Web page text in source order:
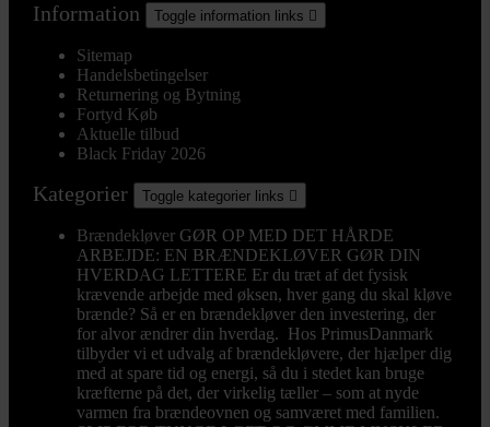
Information Toggle information links 
Sitemap
Handelsbetingelser
Returnering og Bytning
Fortyd Køb
Aktuelle tilbud
Black Friday 2026
Kategorier Toggle kategorier links 
Brændekløver GØR OP MED DET HÅRDE
ARBEJDE: EN BRÆNDEKLØVER GØR DIN
HVERDAG LETTERE Er du træt af det fysisk
krævende arbejde med øksen, hver gang du skal kløve
brænde? Så er en brændekløver den investering, der
for alvor ændrer din hverdag. Hos PrimusDanmark
tilbyder vi et udvalg af brændekløvere, der hjælper dig
med at spare tid og energi, så du i stedet kan bruge
kræfterne på det, der virkelig tæller – som at nyde
varmen fra brændeovnen og samværet med familien.